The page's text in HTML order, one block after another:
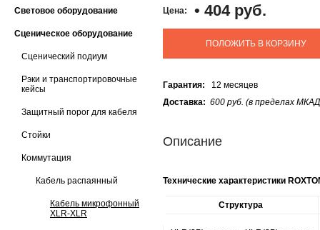
Световое оборудование
Сценическое оборудование
Сценический подиум
Рэки и транспортировочные
кейсы
Защитный порог для кабеля
Стойки
Коммутация
Кабель распаянный
Кабель микрофонный
XLR-XLR
Цена: • 404 руб.
ПОЛОЖИТЬ В КОРЗИНУ
Гарантия: 12 месяцев
Доставка: 600 руб. (в пределах
Описание
Технические характеристики
Структура